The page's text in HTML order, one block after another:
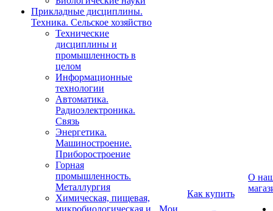
Прикладные дисциплины.
Техника. Сельское хозяйство
Технические
дисциплины и
промышленность в
целом
Информационные
технологии
Автоматика.
Радиоэлектроника.
Связь
Энергетика.
Машиностроение.
Приборостроение
Горная
промышленность.
Металлургия
Химическая, пищевая,
микробиологическая и
Мои
Как купить
О